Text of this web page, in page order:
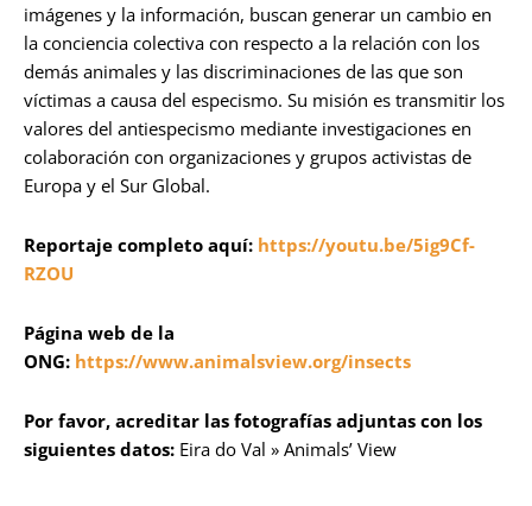
imágenes y la información, buscan generar un cambio en
la conciencia colectiva con respecto a la relación con los
demás animales y las discriminaciones de las que son
víctimas a causa del especismo. Su misión es transmitir los
valores del antiespecismo mediante investigaciones en
colaboración con organizaciones y grupos activistas de
Europa y el Sur Global.
Reportaje completo aquí: https://youtu.be/5ig9Cf-
RZOU
Página web de la
ONG: https://www.animalsview.org/insects
Por favor, acreditar las fotografías adjuntas con los
siguientes datos: Eira do Val » Animals’ View